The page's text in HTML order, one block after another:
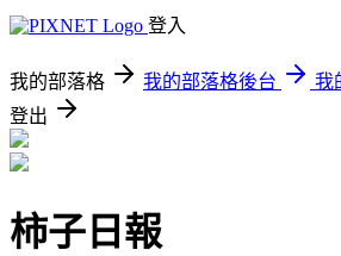
登入
我的部落格 我的部落格後台
我
登出
柿子日報